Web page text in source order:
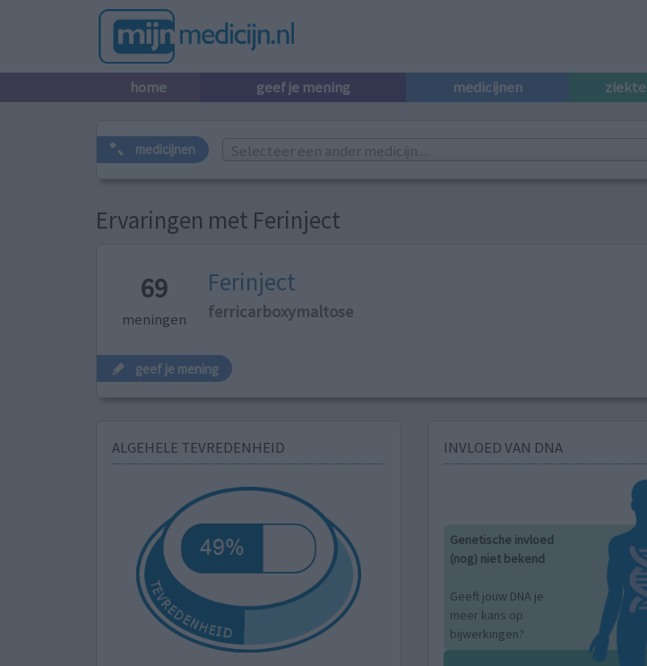
home geef je mening medicijnen ziekte
medicijnen Selecteer een ander medicijn...
Ervaringen met Ferinject
69
meningen
Ferinject
ferricarboxymaltose
geef je mening
ALGEHELE TEVREDENHEID INVLOED VAN DNA
Genetische invloed
(nog) niet bekend
Geeft jouw DNA je
meer kans op
bijwerkingen?